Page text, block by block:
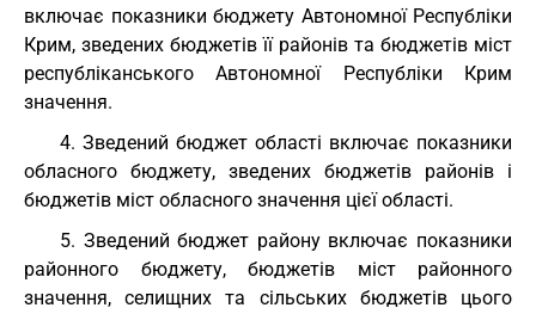
включає показники бюджету Автономної Республіки
Крим, зведених бюджетів її районів та бюджетів міст
республіканського Автономної Республіки Крим
значення.
4. Зведений бюджет області включає показники
обласного бюджету, зведених бюджетів районів і
бюджетів міст обласного значення цієї області.
5. Зведений бюджет району включає показники
районного бюджету, бюджетів міст районного
значення, селищних та сільських бюджетів цього